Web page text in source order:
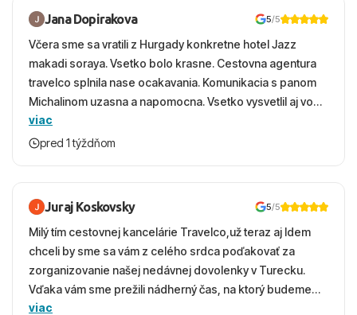
Jana Dopirakova 5/5
Včera sme sa vratili z Hurgady konkretne hotel Jazz
makadi soraya. Vsetko bolo krasne. Cestovna agentura
travelco splnila nase ocakavania. Komunikacia s panom
Michalinom uzasna a napomocna. Vsetko vysvetlil aj vo
vecernych hodinach zaco sa ospravedlnujem. Hotel
krasny, cisty. Sluzby top. Strava, prostredie, more,
viac
pred 1 týždňom
Juraj Koskovsky 5/5
Milý tím cestovnej kancelárie Travelco,už teraz aj Idem
chceli by sme sa vám z celého srdca poďakovať za
zorganizovanie našej nedávnej dovolenky v Turecku.
Vďaka vám sme prežili nádherný čas, na ktorý budeme
ešte dlho s úsmevom spomínať. ​Všetko prebehlo
viac